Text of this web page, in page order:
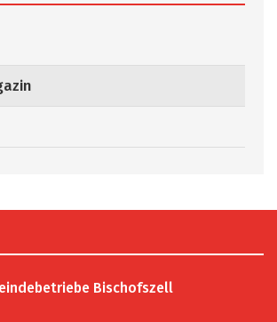
Bischofszell